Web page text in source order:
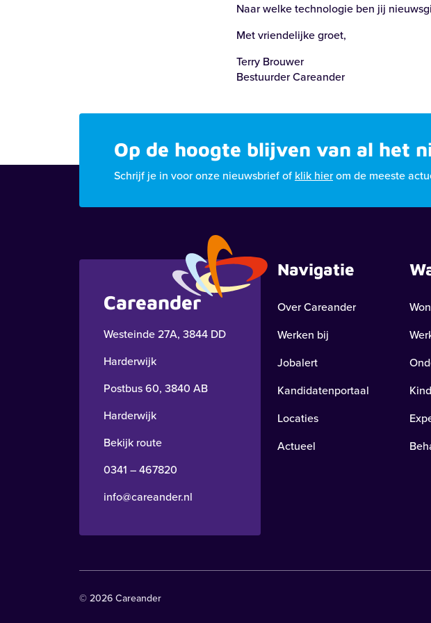
Naar welke technologie ben jij
Met vriendelijke groet,
Terry Brouwer
Bestuurder Careander
Op de hoogte blijven van al het
Schrijf je in voor onze nieuwsbrief of klik hierom de meeste
Careander
Westeinde 27A, 3844 DD
Harderwijk
Postbus 60, 3840 AB
Harderwijk
Bekijk route
0341 – 467820
info@careander.nl
Navigatie
Over Careander
Werken bij
Jobalert
Kandidatenportaal
Locaties
Actueel
© 2026 Careander